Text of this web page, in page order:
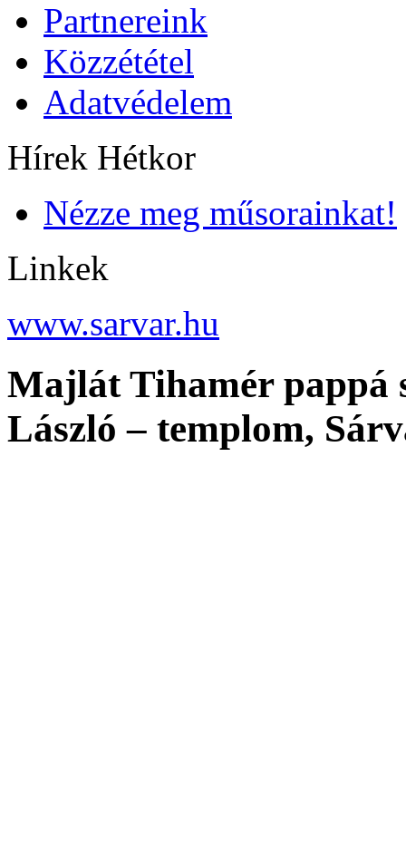
Partnereink
Közzététel
Adatvédelem
Hírek Hétkor
Nézze meg műsorainkat!
Linkek
www.sarvar.hu
Majlát Tihamér pappá
László – templom,